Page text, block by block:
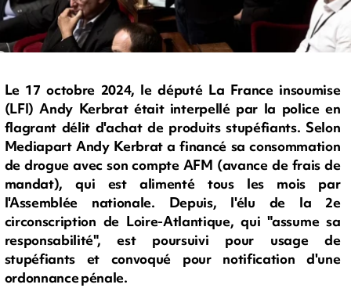
Le 17 octobre 2024, le député La France insoumise
(LFI) Andy Kerbrat était interpellé par la police en
flagrant délit d'achat de produits stupéfiants. Selon
Mediapart Andy Kerbrat a financé sa consommation
de drogue avec son compte AFM (avance de frais de
mandat), qui est alimenté tous les mois par
l'Assemblée nationale. Depuis, l'élu de la 2e
circonscription de Loire-Atlantique, qui "assume sa
responsabilité", est poursuivi pour usage de
stupéfiants et convoqué pour notification d'une
ordonnance pénale.